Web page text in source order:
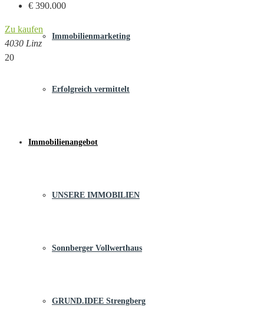
Immobilienmarketing
Erfolgreich vermittelt
Immobilienangebot
UNSERE IMMOBILIEN
Sonnberger Vollwerthaus
GRUND.IDEE Strengberg
€ 390.000
Zu kaufen
4030 Linz
20